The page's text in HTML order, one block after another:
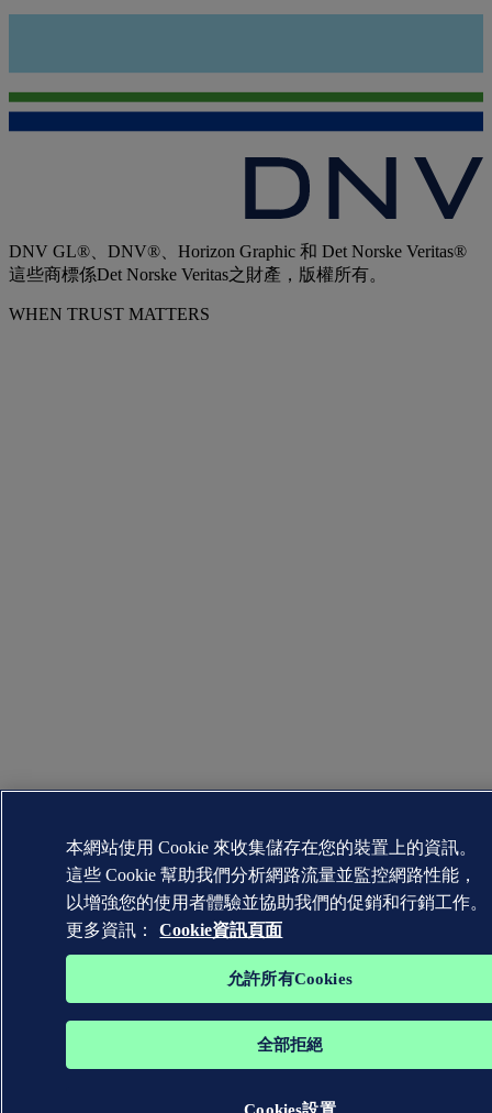
DNV GL®、DNV®、Horizon Graphic 和 Det Norske Veritas®
這些商標係Det Norske Veritas之財產，版權所有。
WHEN TRUST MATTERS
本網站使用 Cookie 來收集儲存在您的裝置上的資訊。
這些 Cookie 幫助我們分析網路流量並監控網路性能，
以增強您的使用者體驗並協助我們的促銷和行銷工作。
更多資訊：
Cookie資訊頁面
允許所有Cookies
全部拒絕